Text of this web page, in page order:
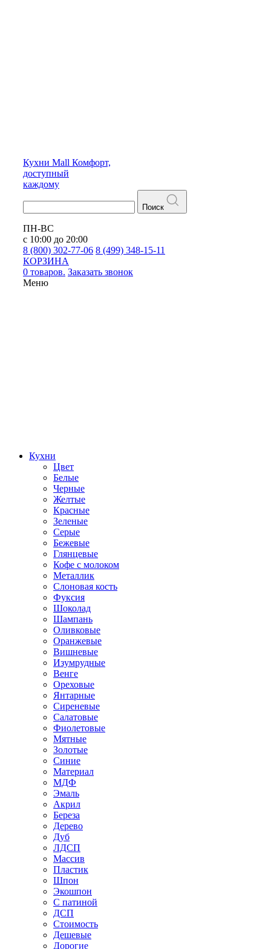
Кухни Mall Комфорт,
доступный
каждому
Поиск
ПН-ВС
с 10:00 до 20:00
8 (800) 302-77-06 8 (499) 348-15-11
КОРЗИНА
0 товаров. Заказать звонок
Меню
Кухни
Цвет
Белые
Черные
Желтые
Красные
Зеленые
Серые
Бежевые
Глянцевые
Кофе с молоком
Металлик
Слоновая кость
Фуксия
Шоколад
Шампань
Оливковые
Оранжевые
Вишневые
Изумрудные
Венге
Ореховые
Янтарные
Сиреневые
Салатовые
Фиолетовые
Мятные
Золотые
Синие
Материал
МДФ
Эмаль
Акрил
Береза
Дерево
Дуб
ЛДСП
Массив
Пластик
Шпон
Экошпон
С патиной
ДСП
Стоимость
Дешевые
Дорогие